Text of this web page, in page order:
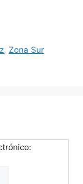
, Zona Sur